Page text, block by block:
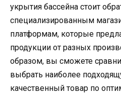
укрытия бассейна стоит
специализированным
платформам, которые
продукции от разных
образом, вы сможете
выбрать наиболее
качественный товар по